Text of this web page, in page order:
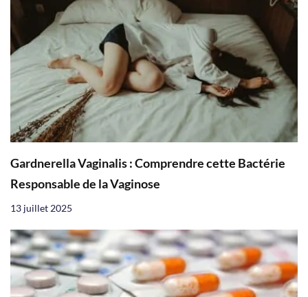
Gardnerella Vaginalis : Comprendre cette Bactérie
Responsable de la Vaginose
13 juillet 2025